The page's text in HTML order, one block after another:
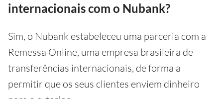
internacionais com o Nubank?
Sim, o Nubank estabeleceu uma parceria com a
Remessa Online, uma empresa brasileira de
transferências internacionais, de forma a
permitir que os seus clientes enviem dinheiro